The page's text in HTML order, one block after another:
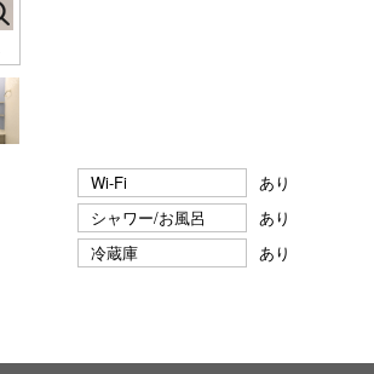
Wi-Fi
あり
シャワー/お風呂
あり
冷蔵庫
あり